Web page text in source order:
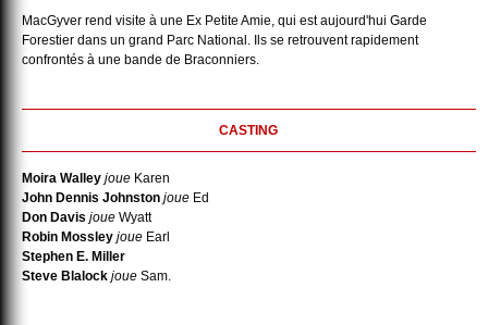
MacGyver rend visite à une Ex Petite Amie, qui est aujourd'hui Garde
Forestier dans un grand Parc National. Ils se retrouvent rapidement
confrontés à une bande de Braconniers.
CASTING
Moira Walley joue Karen
John Dennis Johnston joue Ed
Don Davis joue Wyatt
Robin Mossley joue Earl
Stephen E. Miller
Steve Blalock joue Sam.